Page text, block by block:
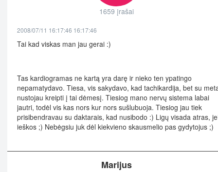
1659 įrašai
2008/07/11 16:17:46 16:17:46
Tai kad viskas man jau gerai :)
Tas kardiogramas ne kartą yra darę ir nieko ten ypatingo
nepamatydavo. Tiesa, vis sakydavo, kad tachikardija, bet su
nustojau kreipti į tai dėmesį. Tiesiog mano nervų sistema labai
jautri, todėl vis kas nors kur nors sušlubuoja. Tiesiog jau tiek
prisibendravau su daktarais, kad nusibodo :) Ligų visada atras,
ieškos ;) Nebėgsiu juk dėl kiekvieno skausmelio pas gydytojus ;)
Marijus